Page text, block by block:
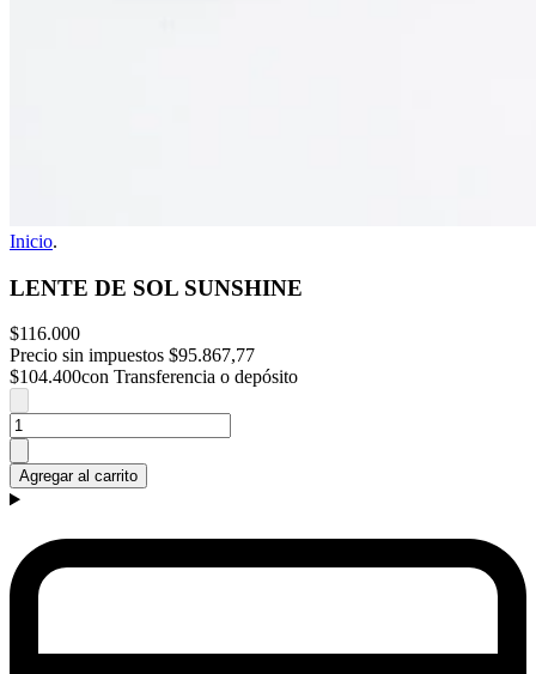
Inicio.
LENTE DE SOL SUNSHINE
$116.000
Precio sin impuestos $95.867,77
$104.400con Transferencia o depósito
Agregar al carrito